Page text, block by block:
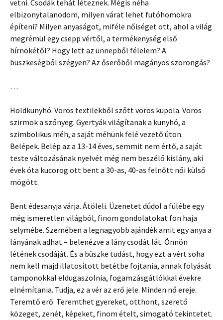
vetni. Csodák tehát léteznek. Mégis néha
elbizonytalanodom, milyen várat lehet futóhomokra
építeni? Milyen anyaságot, miféle nőiséget ott, ahol a világ
megrémül egy csepp vértől, a termékenység első
hírnökétől? Hogy lett az ünnepből félelem? A
büszkeségből szégyen? Az őserőből magányos szorongás?
…
Holdkunyhó. Vörös textilekből szőtt vörös kupola. Vörös
szirmok a szőnyeg. Gyertyák világítanak a kunyhó, a
szimbolikus méh, a saját méhünk felé vezető úton.
Belépek. Belép az a 13-14 éves, semmit nem értő, a saját
teste változásának nyelvét még nem beszélő kislány, aki
évek óta kucorog ott bent a 30-as, 40-as felnőtt női külső
mögött.
Bent édesanyja várja. Átöleli. Üzenetet dúdol a fülébe egy
még ismeretlen világból, finom gondolatokat fon haja
selymébe. Szemében a legnagyobb ajándék amit egy anya a
lányának adhat – belenézve a lány csodát lát. Önnön
létének csodáját. És a büszke tudást, hogy ezt a vért soha
nem kell majd illatosított betétbe fojtania, annak folyását
tamponokkal eldugaszolnia, fogamzásgátlókkal évekre
elnémítania. Tudja, ez a vér az erő jele. Minden nő ereje.
Teremtő erő. Teremthet gyereket, otthont, szerető
közeget, zenét, képeket, finom ételt, simogató tekintetet.